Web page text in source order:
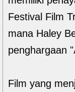
Festival Film
mana Haley
penghargaan
Film yang